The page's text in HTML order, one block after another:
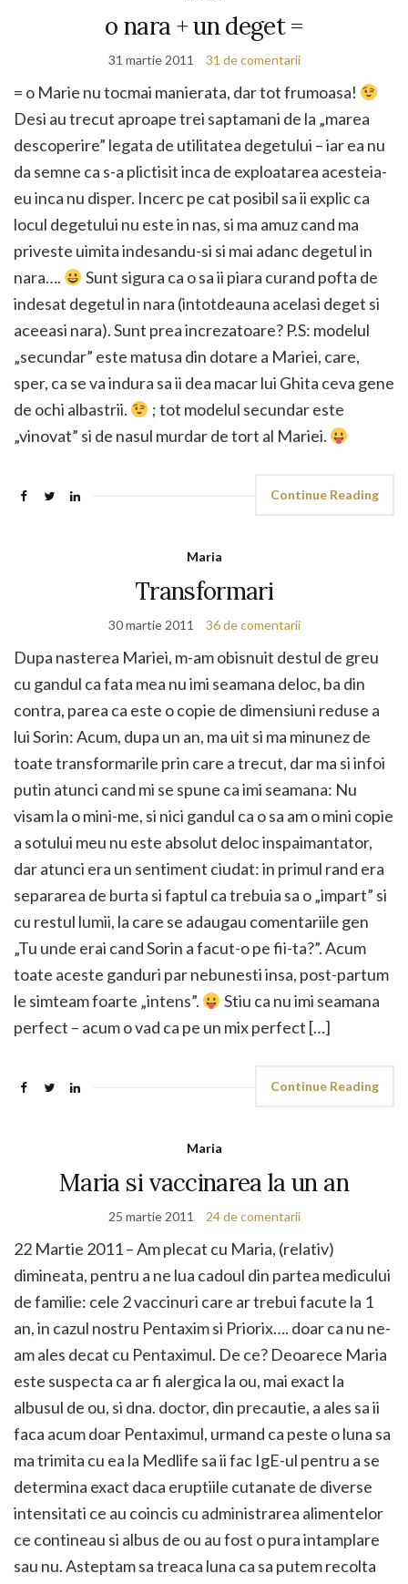
o nara + un deget =
31 martie 2011 31 de comentarii
= o Marie nu tocmai manierata, dar tot frumoasa!
Desi au trecut aproape trei saptamani de la „marea
descoperire” legata de utilitatea degetului – iar ea nu
da semne ca s-a plictisit inca de exploatarea acesteia-
eu inca nu disper. Incerc pe cat posibil sa ii explic ca
locul degetului nu este in nas, si ma amuz cand ma
priveste uimita indesandu-si si mai adanc degetul in
nara….
Sunt sigura ca o sa ii piara curand pofta de
indesat degetul in nara (intotdeauna acelasi deget si
aceeasi nara). Sunt prea increzatoare? P.S: modelul
„secundar” este matusa din dotare a Mariei, care,
sper, ca se va indura sa ii dea macar lui Ghita ceva gene
de ochi albastrii.
; tot modelul secundar este
„vinovat” si de nasul murdar de tort al Mariei.
Continue Reading
Maria
Transformari
30 martie 2011 36 de comentarii
Dupa nasterea Mariei, m-am obisnuit destul de greu
cu gandul ca fata mea nu imi seamana deloc, ba din
contra, parea ca este o copie de dimensiuni reduse a
lui Sorin: Acum, dupa un an, ma uit si ma minunez de
toate transformarile prin care a trecut, dar ma si infoi
putin atunci cand mi se spune ca imi seamana: Nu
visam la o mini-me, si nici gandul ca o sa am o mini copie
a sotului meu nu este absolut deloc inspaimantator,
dar atunci era un sentiment ciudat: in primul rand era
separarea de burta si faptul ca trebuia sa o „impart” si
cu restul lumii, la care se adaugau comentariile gen
„Tu unde erai cand Sorin a facut-o pe fii-ta?”. Acum
toate aceste ganduri par nebunesti insa, post-partum
le simteam foarte „intens”.
Stiu ca nu imi seamana
perfect – acum o vad ca pe un mix perfect […]
Continue Reading
Maria
Maria si vaccinarea la un an
25 martie 2011 24 de comentarii
22 Martie 2011 – Am plecat cu Maria, (relativ)
dimineata, pentru a ne lua cadoul din partea medicului
de familie: cele 2 vaccinuri care ar trebui facute la 1
an, in cazul nostru Pentaxim si Priorix…. doar ca nu ne-
am ales decat cu Pentaximul. De ce? Deoarece Maria
este suspecta ca ar fi alergica la ou, mai exact la
albusul de ou, si dna. doctor, din precautie, a ales sa ii
faca acum doar Pentaximul, urmand ca peste o luna sa
ma trimita cu ea la Medlife sa ii fac IgE-ul pentru a se
determina exact daca eruptiile cutanate de diverse
intensitati ce au coincis cu administrarea alimentelor
ce contineau si albus de ou au fost o pura intamplare
sau nu. Asteptam sa treaca luna ca sa putem recolta